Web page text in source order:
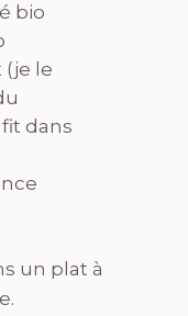
bio
(je le
dans
un plat à